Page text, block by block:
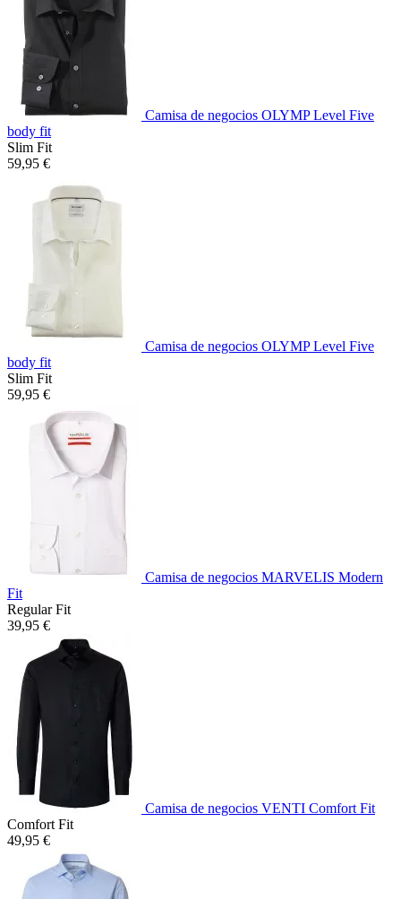
Camisa de negocios OLYMP Level Five
body fit
Slim Fit
59,95 €
Camisa de negocios OLYMP Level Five
body fit
Slim Fit
59,95 €
Camisa de negocios MARVELIS Modern
Fit
Regular Fit
39,95 €
Camisa de negocios VENTI Comfort Fit
Comfort Fit
49,95 €